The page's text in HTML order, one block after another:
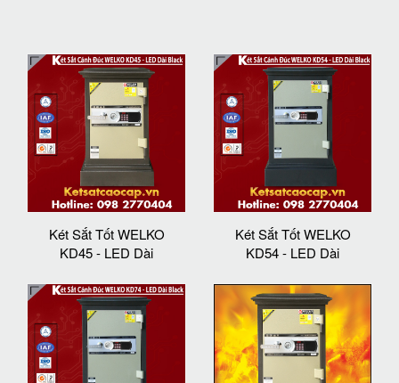
Két Sắt Tốt WELKO
KD45 - LED Dài
Két Sắt Tốt WELKO
KD54 - LED Dài